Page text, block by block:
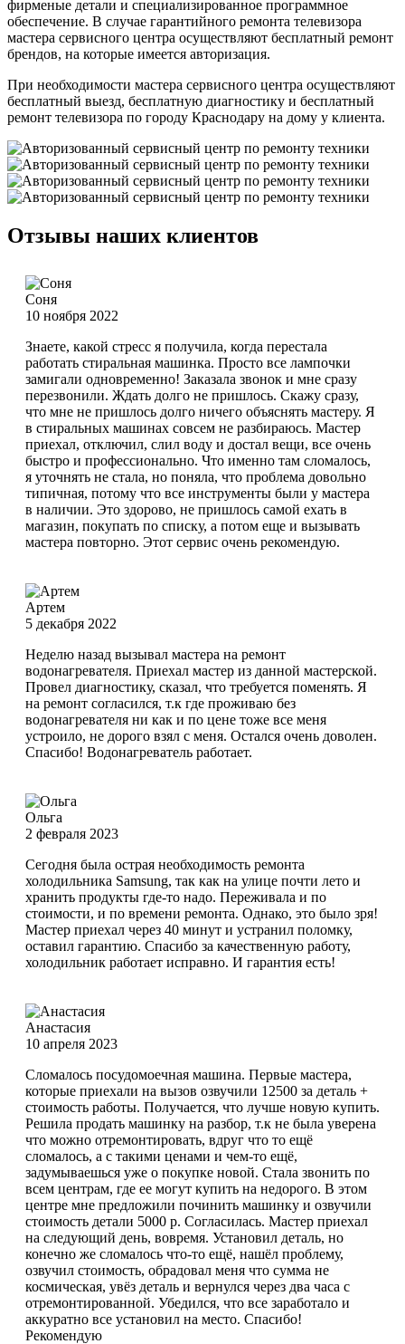
фирменые детали и специализированное программное
обеспечение. В случае гарантийного ремонта телевизора
мастера сервисного центра осуществляют бесплатный ремонт
брендов, на которые имеется авторизация.
При необходимости мастера сервисного центра осуществляют
бесплатный выезд, бесплатную диагностику и бесплатный
ремонт телевизора по городу Краснодару на дому у клиента.
Отзывы наших клиентов
Соня
10 ноября 2022
Знаете, какой стресс я получила, когда перестала
работать стиральная машинка. Просто все лампочки
замигали одновременно! Заказала звонок и мне сразу
перезвонили. Ждать долго не пришлось. Скажу сразу,
что мне не пришлось долго ничего объяснять мастеру. Я
в стиральных машинах совсем не разбираюсь. Мастер
приехал, отключил, слил воду и достал вещи, все очень
быстро и профессионально. Что именно там сломалось,
я уточнять не стала, но поняла, что проблема довольно
типичная, потому что все инструменты были у мастера
в наличии. Это здорово, не пришлось самой ехать в
магазин, покупать по списку, а потом еще и вызывать
мастера повторно. Этот сервис очень рекомендую.
Артем
5 декабря 2022
Неделю назад вызывал мастера на ремонт
водонагревателя. Приехал мастер из данной мастерской.
Провел диагностику, сказал, что требуется поменять. Я
на ремонт согласился, т.к где проживаю без
водонагревателя ни как и по цене тоже все меня
устроило, не дорого взял с меня. Остался очень доволен.
Спасибо! Водонагреватель работает.
Ольга
2 февраля 2023
Сегодня была острая необходимость ремонта
холодильника Samsung, так как на улице почти лето и
хранить продукты где-то надо. Переживала и по
стоимости, и по времени ремонта. Однако, это было зря!
Мастер приехал через 40 минут и устранил поломку,
оставил гарантию. Спасибо за качественную работу,
холодильник работает исправно. И гарантия есть!
Анастасия
10 апреля 2023
Сломалось посудомоечная машина. Первые мастера,
которые приехали на вызов озвучили 12500 за деталь +
стоимость работы. Получается, что лучше новую купить.
Решила продать машинку на разбор, т.к не была уверена
что можно отремонтировать, вдруг что то ещё
сломалось, а с такими ценами и чем-то ещё,
задумываешься уже о покупке новой. Стала звонить по
всем центрам, где ее могут купить на недорого. В этом
центре мне предложили починить машинку и озвучили
стоимость детали 5000 р. Согласилась. Мастер приехал
на следующий день, вовремя. Установил деталь, но
конечно же сломалось что-то ещё, нашёл проблему,
озвучил стоимость, обрадовал меня что сумма не
космическая, увёз деталь и вернулся через два часа с
отремонтированной. Убедился, что все заработало и
аккуратно все установил на место. Спасибо!
Рекомендую